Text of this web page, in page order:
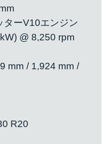
ターV10エンジン
@ 8,250 rpm
mm / 1,924 mm /
R20